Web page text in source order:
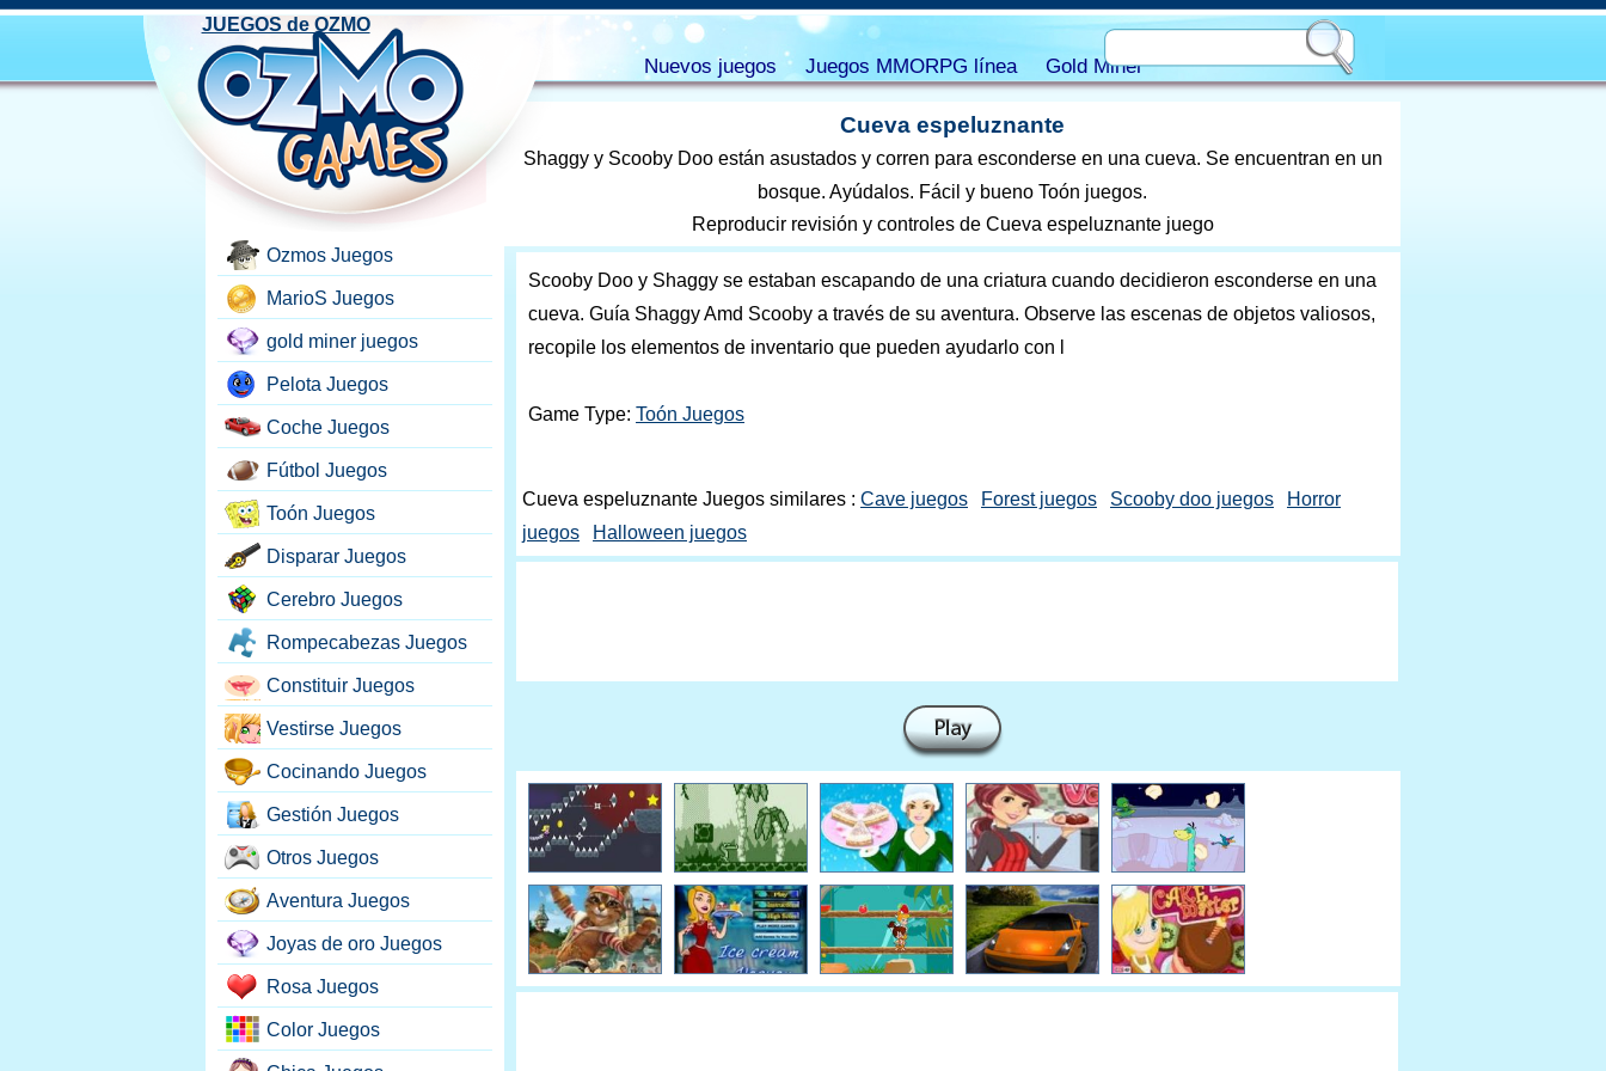
Cueva espeluznante
Shaggy y Scooby Doo están asustados y corren para esconderse en una cueva. Se encuentran en un
bosque. Ayúdalos. Fácil y bueno Toón juegos.
Reproducir revisión y controles de Cueva espeluznante juego
Scooby Doo y Shaggy se estaban escapando de una criatura cuando decidieron esconderse en una
cueva. Guía Shaggy Amd Scooby a través de su aventura. Observe las escenas de objetos valiosos,
recopile los elementos de inventario que pueden ayudarlo con l
Game Type: Toón Juegos
Cueva espeluznante Juegos similares : Cave juegos Forest juegos Scooby doo juegos
Horror
juegos
Halloween juegos
Ozmos Juegos
MarioS Juegos
gold miner juegos
Pelota Juegos
Coche Juegos
Fútbol Juegos
Toón Juegos
Disparar Juegos
Cerebro Juegos
Rompecabezas Juegos
Constituir Juegos
Vestirse Juegos
Cocinando Juegos
Gestión Juegos
Otros Juegos
Aventura Juegos
Joyas de oro Juegos
Rosa Juegos
Color Juegos
JUEGOS de OZMO
Nuevos juegos Juegos MMORPG línea Gold Miner